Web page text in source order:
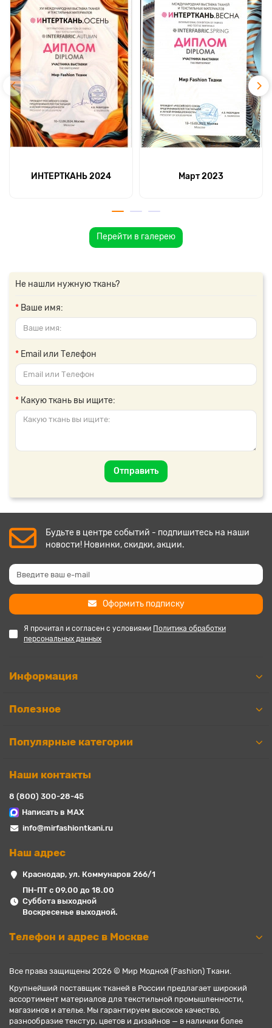
ИНТЕРТКАНЬ 2024 Март 2023
Перейти в галерею
Не нашли нужную ткань?
Ваше имя:
Email или Телефон
Какую ткань вы ищите:
Отправить
Будьте в центре событий - подпишитесь на наши
новости! Новинки, скидки, акции.
Оформить подписку
Я прочитал и согласен с условиями Политика обработки
персональных данных
Информация
Полезное
Популярные категории
Наши контакты
8 (800) 300-28-45
Написать в MAX
info@mirfashiontkani.ru
Наш адрес
Краснодар, ул. Коммунаров 266/1
ПН-ПТ с 09.00 до 18.00
Суббота выходной
Воскресенье выходной.
Телефон и адрес в Москве
Все права защищены 2026 © Мир Модной (Fashion) Ткани.
Крупнейший поставщик тканей в России предлагает широкий
ассортимент материалов для текстильной промышленности,
магазинов и ателье. Мы гарантируем высокое качество,
разнообразие текстур, цветов и дизайнов — в наличии более